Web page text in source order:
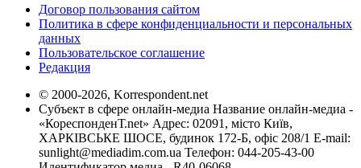
Договор пользования сайтом
Политика в сфере конфиденциальности и персональных
данных
Пользовательское соглашение
Редакция
© 2000-2026, Korrespondent.net
Субъект в сфере онлайн-медиа Название онлайн-медиа -
«КореспонденТ.net» Адрес: 02091, місто Київ,
ХАРКІВСЬКЕ ШОСЕ, будинок 172-Б, офіс 208/1 E-mail:
sunlight@mediadim.com.ua Телефон: 044-205-43-00